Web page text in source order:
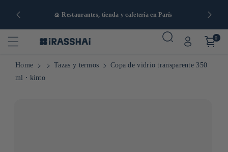
🍙 Restaurantes, tienda y cafetería en París
0
Home Tazas y termos
Copa de vidrio transparente 350
ml ⋅ kinto